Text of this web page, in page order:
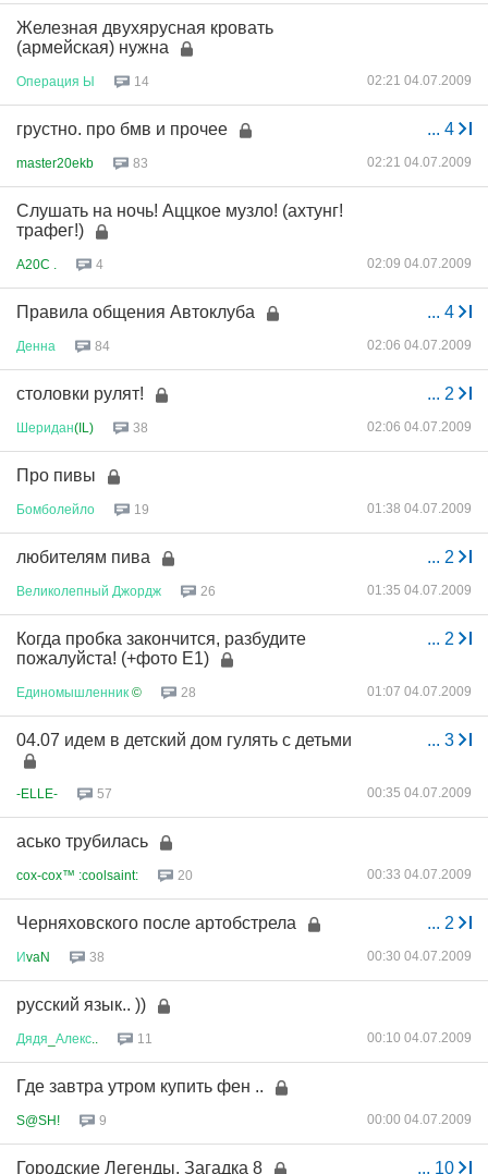
Железная двухярусная кровать
(армейская) нужна
Операция Ы 14 02:21 04.07.2009
... 4
грустно. про бмв и прочее
master20ekb 83 02:21 04.07.2009
Слушать на ночь! Аццкое музло! (ахтунг!
трафег!)
A20C . 4 02:09 04.07.2009
... 4
Правила общения Автоклуба
Денна 84 02:06 04.07.2009
... 2
столовки рулят!
Шеридан(IL) 38 02:06 04.07.2009
Про пивы
Бомболейло 19 01:38 04.07.2009
... 2
любителям пива
Великолепный Джордж 26 01:35 04.07.2009
... 2
Когда пробка закончится, разбудите
пожалуйста! (+фото Е1)
Единомышленник © 28 01:07 04.07.2009
... 3
04.07 идем в детский дом гулять с детьми
-ELLE- 57 00:35 04.07.2009
асько трубилась
cox-cox™ :coolsaint: 20 00:33 04.07.2009
... 2
Черняховского после артобстрела
ИvaN 38 00:30 04.07.2009
русский язык.. ))
Дядя Алекс 11 00:10 04.07.2009
Где завтра утром купить фен ..
S@SH! 9 00:00 04.07.2009
... 10
Городские Легенды. Загадка 8